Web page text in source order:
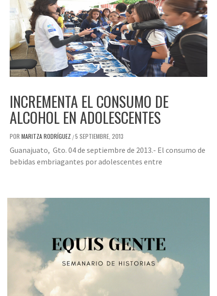
INCREMENTA EL CONSUMO DE
ALCOHOL EN ADOLESCENTES
POR MARITZA RODRÍGUEZ /5 SEPTIEMBRE, 2013
Guanajuato, Gto. 04 de septiembre de 2013.- El consumo de
bebidas embriagantes por adolescentes entre